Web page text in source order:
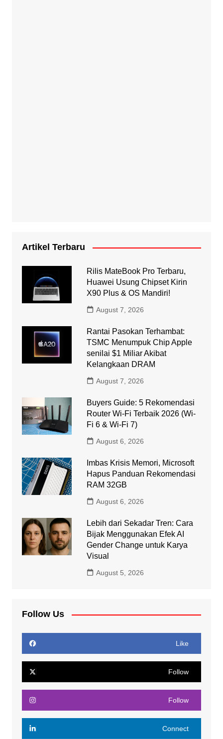
Artikel Terbaru
Rilis MateBook Pro Terbaru,
Huawei Usung Chipset Kirin
X90 Plus & OS Mandiri!
August 7, 2026
Rantai Pasokan Terhambat:
TSMC Menumpuk Chip Apple
senilai $1 Miliar Akibat
Kelangkaan DRAM
August 7, 2026
Buyers Guide: 5 Rekomendasi
Router Wi-Fi Terbaik 2026 (Wi-
Fi 6 & Wi-Fi 7)
August 6, 2026
Imbas Krisis Memori, Microsoft
Hapus Panduan Rekomendasi
RAM 32GB
August 6, 2026
Lebih dari Sekadar Tren: Cara
Bijak Menggunakan Efek AI
Gender Change untuk Karya
Visual
August 5, 2026
Follow Us
Like
Follow
Follow
Connect